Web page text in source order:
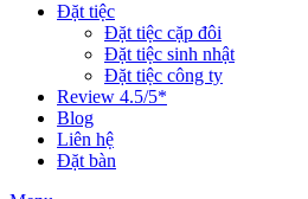
Đặt tiệc
Đặt tiệc cặp đôi
Đặt tiệc sinh nhật
Đặt tiệc công ty
Review 4.5/5*
Blog
Liên hệ
Đặt bàn